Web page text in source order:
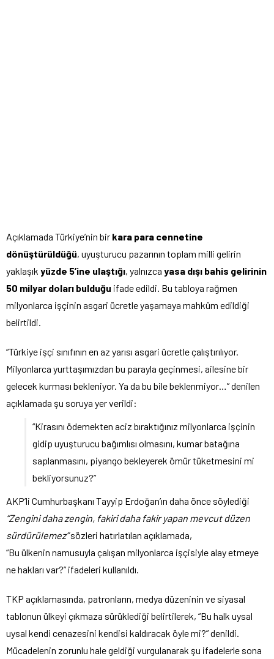
Açıklamada Türkiye’nin bir kara para cennetine
dönüştürüldüğü, uyuşturucu pazarının toplam milli gelirin
yaklaşık yüzde 5’ine ulaştığı, yalnızca yasa dışı bahis gelirinin
50 milyar doları bulduğu ifade edildi. Bu tabloya rağmen
milyonlarca işçinin asgari ücretle yaşamaya mahkûm edildiği
belirtildi.
“Türkiye işçi sınıfının en az yarısı asgari ücretle çalıştırılıyor.
Milyonlarca yurttaşımızdan bu parayla geçinmesi, ailesine bir
gelecek kurması bekleniyor. Ya da bu bile beklenmiyor…” denilen
açıklamada şu soruya yer verildi:
“Kirasını ödemekten aciz bıraktığınız milyonlarca işçinin
gidip uyuşturucu bağımlısı olmasını, kumar batağına
saplanmasını, piyango bekleyerek ömür tüketmesini mi
bekliyorsunuz?”
AKP’li Cumhurbaşkanı Tayyip Erdoğan’ın daha önce söylediği
“Zengini daha zengin, fakiri daha fakir yapan mevcut düzen
sürdürülemez”sözleri hatırlatılan açıklamada,
“Bu ülkenin namusuyla çalışan milyonlarca işçisiyle alay etmeye
ne hakları var?” ifadeleri kullanıldı.
TKP açıklamasında, patronların, medya düzeninin ve siyasal
tablonun ülkeyi çıkmaza sürüklediği belirtilerek, “Bu halk uysal
uysal kendi cenazesini kendisi kaldıracak öyle mi?” denildi.
Mücadelenin zorunlu hale geldiği vurgulanarak şu ifadelerle sona